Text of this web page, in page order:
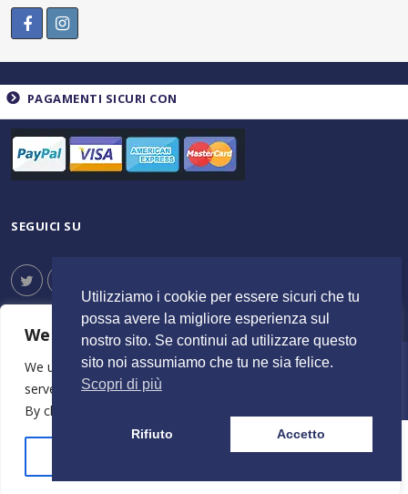
We value your privacy
We use cookies to enhance your browsing experience,
serve personalised ads or content, and analyse our traffic.
By clicking "Accept All", you consent to our use of cookies.
Accept All
PAGAMENTI SICURI CON
SEGUICI SU
© 2023 ItalyShoppers - P.I 02720720602 | Credit byMimosaBlu
Stampa e Costi Spedizione e Resi
Need help? Our team is just a message away
Utilizziamo i cookie per essere sicuri che tu
possa avere la migliore esperienza sul
nostro sito. Se continui ad utilizzare questo
sito noi assumiamo che tu ne sia felice.
Scopri di più
Rifiuto Accetto